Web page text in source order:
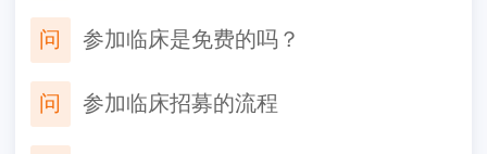
问 参加临床是免费的吗？
问 参加临床招募的流程